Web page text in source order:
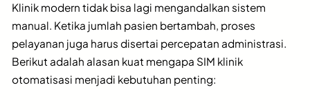
Klinik modern tidak bisa lagi mengandalkan sistem
manual. Ketika jumlah pasien bertambah, proses
pelayanan juga harus disertai percepatan administrasi.
Berikut adalah alasan kuat mengapa SIM klinik
otomatisasi menjadi kebutuhan penting: